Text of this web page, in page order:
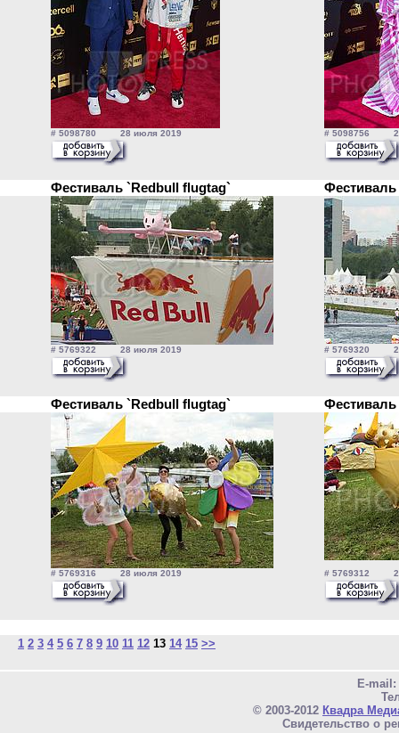
# 5098780 28 июля 2019 # 5098756 28
Фестиваль `Redbull flugtag`
# 5769322 28 июля 2019 # 5769320 28
Фестиваль `Redbull flugtag`
# 5769316 28 июля 2019 # 5769312 28
1 2 3 4 5 6 7 8 9 10 11 12 13 14 15 >>
E-mail:
© 2003-2012 Квадра
Свидетельство о